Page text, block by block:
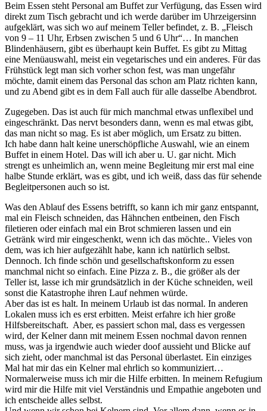
Beim Essen steht Personal am Buffet zur Verfügung, das Essen wird
direkt zum Tisch gebracht und ich werde darüber im Uhrzeigersinn
aufgeklärt, was sich wo auf meinem Teller befindet, z. B. „Fleisch
von 9 – 11 Uhr, Erbsen zwischen 5 und 6 Uhr“… In manchen
Blindenhäusern, gibt es überhaupt kein Buffet. Es gibt zu Mittag
eine Menüauswahl, meist ein vegetarisches und ein anderes. Für das
Frühstück legt man sich vorher schon fest, was man ungefähr
möchte, damit einem das Personal das schon am Platz richten kann,
und zu Abend gibt es in dem Fall auch für alle dasselbe Abendbrot.
Zugegeben. Das ist auch für mich manchmal etwas unflexibel und
eingeschränkt. Das nervt besonders dann, wenn es mal etwas gibt,
das man nicht so mag. Es ist aber möglich, um Ersatz zu bitten.
Ich habe dann halt keine unerschöpfliche Auswahl, wie an einem
Buffet in einem Hotel. Das will ich aber u. U. gar nicht. Mich
strengt es unheimlich an, wenn meine Begleitung mir erst mal eine
halbe Stunde erklärt, was es gibt, und ich weiß, dass das für sehende
Begleitpersonen auch so ist.
Was den Ablauf des Essens betrifft, so kann ich mir ganz entspannt,
mal ein Fleisch schneiden, das Hähnchen entbeinen, den Fisch
filetieren oder einfach mal ein Brot schmieren lassen und ein
Getränk wird mir eingeschenkt, wenn ich das möchte.. Vieles von
dem, was ich hier aufgezählt habe, kann ich natürlich selbst.
Dennoch. Ich finde schön und gesellschaftskonform zu essen
manchmal nicht so einfach. Eine Pizza z. B., die größer als der
Teller ist, lasse ich mir grundsätzlich in der Küche schneiden, weil
sonst die Katastrophe ihren Lauf nehmen würde.
Aber das ist es halt. In meinem Urlaub ist das normal. In anderen
Lokalen muss ich es erst erbitten. Meist erfahre ich hier große
Hilfsbereitschaft. Aber, es passiert schon mal, dass es vergessen
wird, der Kelner dann mit meinem Essen nochmal davon rennen
muss, was ja irgendwie auch wieder doof aussieht und Blicke auf
sich zieht, oder manchmal ist das Personal überlastet. Ein einziges
Mal hat mir das ein Kelner mal ehrlich so kommuniziert…
Normalerweise muss ich mir die Hilfe erbitten. In meinem Refugium
wird mir die Hilfe mit viel Verständnis und Empathie angeboten und
ich entscheide alles selbst.